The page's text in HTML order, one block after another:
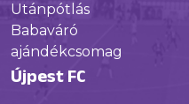
Utánpótlás
Babaváró
ajándékcsomag
Újpest FC